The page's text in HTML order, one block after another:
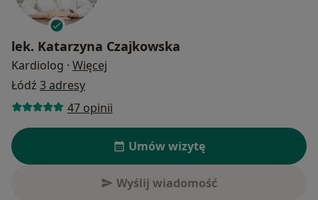
lek. Katarzyna Czajkowska
Kardiolog · Więcej
Łódź 3 adresy
47 opinii
Umów wizytę
Wyślij wiadomość